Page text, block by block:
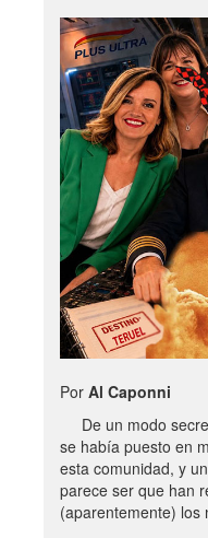
Por Al Caponni
De un modo
se había puesto en
esta comunidad, y
parece ser que han
(aparentemente)